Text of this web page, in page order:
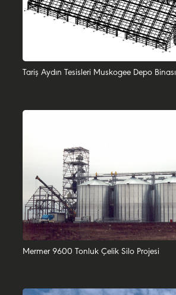
Tariş Aydın Tesisleri Muskogee Depo Binası
Mermer 9600 Tonluk Çelik Silo Projesi